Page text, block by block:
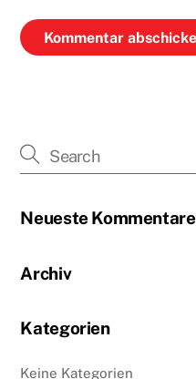
Neueste Kommentare
Archiv
Kategorien
Keine Kategorien